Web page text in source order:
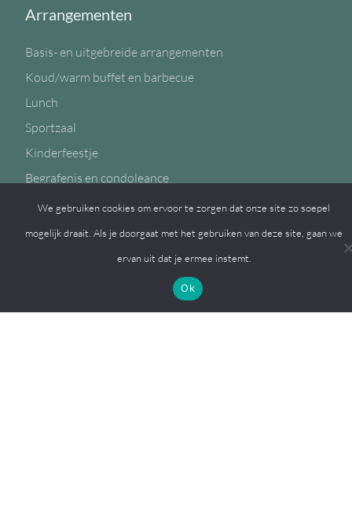
Arrangementen
Basis- en uitgebreide arrangementen
Koud/warm buffet en barbecue
Lunch
Sportzaal
Kinderfeestje
Begrafenis en condoleance
We gebruiken cookies om ervoor te zorgen dat onze site zo soepel
mogelijk draait. Als je doorgaat met het gebruiken van deze site, gaan we
ervan uit dat je ermee instemt.
Ok